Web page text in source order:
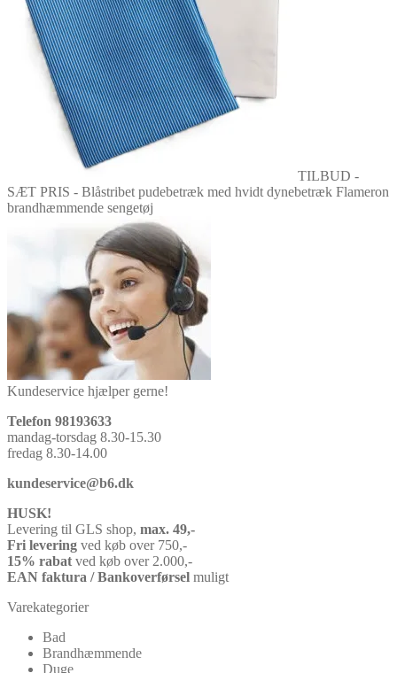
TILBUD -
SÆT PRIS - Blåstribet pudebetræk med hvidt dynebetræk Flameron
brandhæmmende sengetøj
Kundeservice hjælper gerne!
Telefon 98193633
mandag-torsdag 8.30-15.30
fredag 8.30-14.00
kundeservice@b6.dk
HUSK!
Levering til GLS shop, max. 49,-
Fri levering ved køb over 750,-
15% rabat ved køb over 2.000,-
EAN faktura / Bankoverførsel muligt
Varekategorier
Bad
Brandhæmmende
Duge